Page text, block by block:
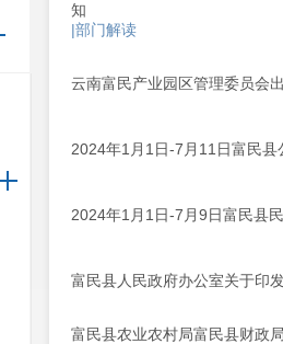
知
|部门解读
云南富民产业园区管理委员会
2024年1月1日-7月11日富民
2024年1月1日-7月9日富民县
富民县人民政府办公室关于印
富民县农业农村局富民县财政